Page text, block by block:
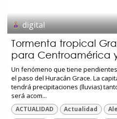
digital
Tormenta tropical
para Centroamérica
Un fenómeno que tiene
el paso del Huracán Grace. La
tendrá precipitaciones (lluvias)
será acom...
ACTUALIDAD Actualidad